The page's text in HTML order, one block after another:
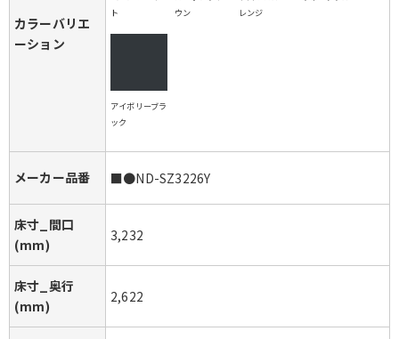
カラーバリエ
ーション
ト
ウン
レンジ
アイボリーブラ
ック
メーカー品番 ■●ND-SZ3226Y
床寸_間口
(mm)
3,232
床寸_奥行
(mm)
2,622